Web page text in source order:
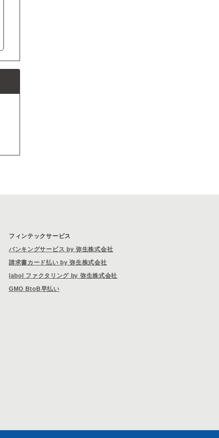
フィンテックサービス
バンキングサービス by 弥生株式会社
請求書カード払い by 弥生株式会社
labol ファクタリング by 弥生株式会社
GMO BtoB早払い